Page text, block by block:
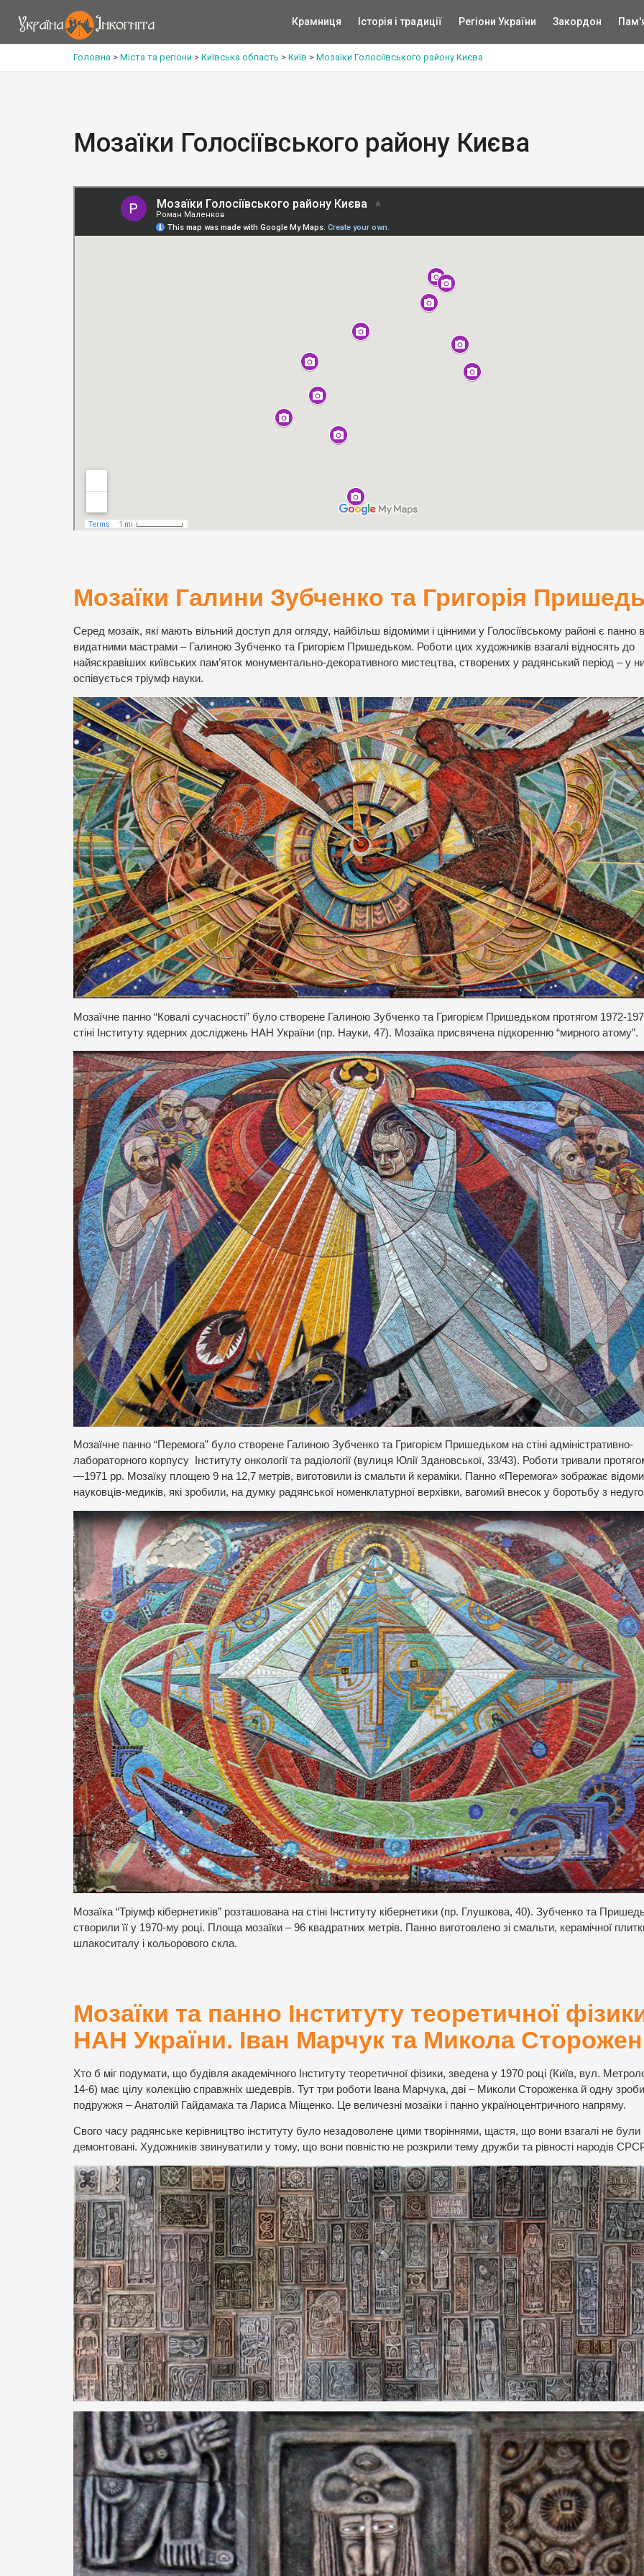
Крамниця Історія і традиції Регіони України Закордон
Головна > Міста та регіони > Київська область > Київ > Мозаїки Голосіївського району Києва
Мозаїки Голосіївського району Києва
Мозаїки Галини Зубченко та Григорія
Серед мозаїк, які мають вільний доступ для огляду, найбільш відомими і цінними у Голосіївському районі є панно
видатними мастрами – Галиною Зубченко та Григорієм Пришедьком. Роботи цих художників взагалі відносять до
найяскравіших київських пам’яток монументально-декоративного мистецтва, створених у радянський період – у
оспівується тріумф науки.
Мозаїчне панно “Ковалі сучасності” було створене Галиною Зубченко та Григорієм Пришедьком протягом 1972-
стіні Інституту ядерних досліджень НАН України (пр. Науки, 47). Мозаїка присвячена підкоренню “мирного атому”.
Мозаїчне панно “Перемога” було створене Галиною Зубченко та Григорієм Пришедьком на стіні адміністративно-
лабораторного корпусу Інституту онкології та радіології (вулиця Юлії Здановської, 33/43). Роботи тривали
—1971 рр. Мозаїку площею 9 на 12,7 метрів, виготовили із смальти й кераміки. Панно «Перемога» зображає
науковців-медиків, які зробили, на думку радянської номенклатурної верхівки, вагомий внесок у боротьбу з
Мозаїка “Тріумф кібернетиків” розташована на стіні Інституту кібернетики (пр. Глушкова, 40). Зубченко та
створили її у 1970-му році. Площа мозаїки – 96 квадратних метрів. Панно виготовлено зі смальти, керамічної
шлакоситалу і кольорового скла.
Мозаїки та панно Інституту теоретичної
НАН України. Іван Марчук та Микола
Хто б міг подумати, що будівля академічного Інституту теоретичної фізики, зведена у 1970 році (Київ, вул.
14-6) має цілу колекцію справжніх шедеврів. Тут три роботи Івана Марчука, дві – Миколи Стороженка й одну
подружжя – Анатолій Гайдамака та Лариса Міщенко. Це величезні мозаїки і панно україноцентричного напряму.
Свого часу радянське керівництво інституту було незадоволене цими творіннями, щастя, що вони взагалі не були
демонтовані. Художників звинуватили у тому, що вони повністю не розкрили тему дружби та рівності народів